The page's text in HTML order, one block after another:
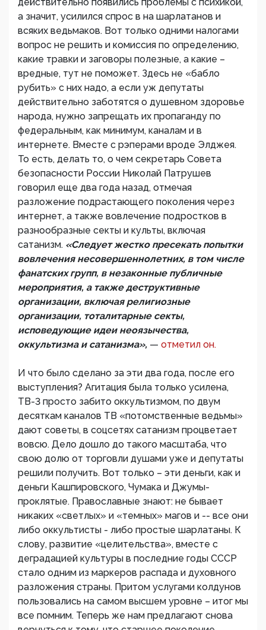
а значит, усилился спрос в на шарлатанов и
всяких ведьмаков. Вот только одними налогами
вопрос не решить и комиссия по определению,
какие травки и заговоры полезные, а какие –
вредные, тут не поможет. Здесь не «бабло
рубить» с них надо, а если уж депутаты
действительно заботятся о душевном здоровье
народа, нужно запрещать их пропаганду по
федеральным, как минимум, каналам и в
интернете. Вместе с рэперами вроде Элджея.
То есть, делать то, о чем секретарь Совета
безопасности России Николай Патрушев
говорил еще два года назад, отмечая
разложение подрастающего поколения через
интернет, а также вовлечение подростков в
разнообразные секты и культы, включая
сатанизм. «Следует жестко пресекать попытки
вовлечения несовершеннолетних, в том числе
фанатских групп, в незаконные публичные
мероприятия, а также деструктивные
организации, включая религиозные
организации, тоталитарные секты,
исповедующие идеи неоязычества,
оккультизма и сатанизма», — отметил он.
И что было сделано за эти два года, после его
выступления? Агитация была только усилена,
ТВ-3 просто забито оккультизмом, по двум
десяткам каналов ТВ «потомственные ведьмы»
дают советы, в соцсетях сатанизм процветает
вовсю. Дело дошло до такого масштаба, что
свою долю от торговли душами уже и депутаты
решили получить. Вот только – эти деньги, как и
деньги Кашпировского, Чумака и Джумы-
проклятые. Православные знают: не бывает
никаких «светлых» и «темных» магов и -- все они
либо оккультисты - либо простые шарлатаны. К
слову, развитие «целительства», вместе с
деградацией культуры в последние годы СССР
стало одним из маркеров распада и духовного
разложения страны. Притом услугами колдунов
пользовались на самом высшем уровне – итог мы
все помним. Теперь же нам предлагают снова